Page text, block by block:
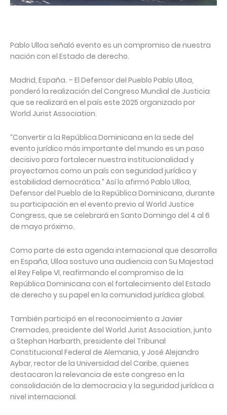
Pablo Ulloa señaló evento es un compromiso de nuestra
nación con el Estado de derecho.
Madrid, España. – El Defensor del Pueblo Pablo Ulloa,
ponderó la realización del Congreso Mundial de Justicia
que se realizará en el país este 2025 organizado por
World Jurist Association.
“Convertir a la República Dominicana en la sede del
evento jurídico más importante del mundo es un paso
decisivo para fortalecer nuestra institucionalidad y
proyectarnos como un país con seguridad jurídica y
estabilidad democrática.” Así lo afirmó Pablo Ulloa,
Defensor del Pueblo de la República Dominicana, durante
su participación en el evento previo al World Justice
Congress, que se celebrará en Santo Domingo del 4 al 6
de mayo próximo.
Como parte de esta agenda internacional que desarrolla
en España, Ulloa sostuvo una audiencia con Su Majestad
el Rey Felipe VI, reafirmando el compromiso de la
República Dominicana con el fortalecimiento del Estado
de derecho y su papel en la comunidad jurídica global.
También participó en el reconocimiento a Javier
Cremades, presidente del World Jurist Association, junto
a Stephan Harbarth, presidente del Tribunal
Constitucional Federal de Alemania, y José Alejandro
Aybar, rector de la Universidad del Caribe, quienes
destacaron la relevancia de este congreso en la
consolidación de la democracia y la seguridad jurídica a
nivel internacional.